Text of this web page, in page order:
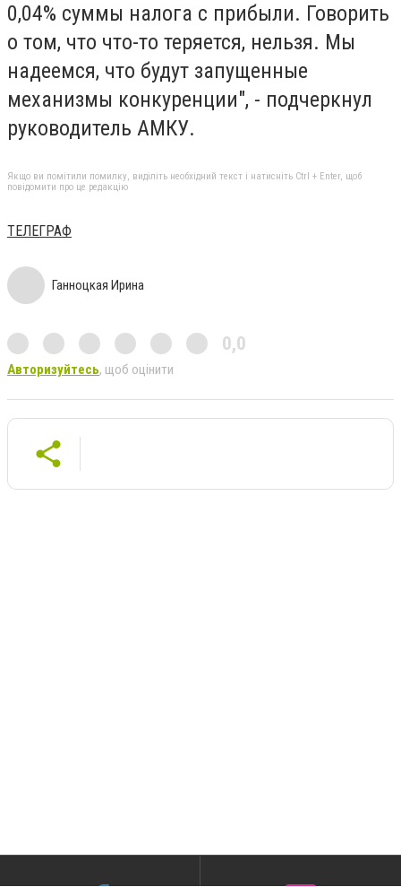
0,04% суммы налога с прибыли. Говорить
о том, что что-то теряется, нельзя. Мы
надеемся, что будут запущенные
механизмы конкуренции", - подчеркнул
руководитель АМКУ.
Якщо ви помітили помилку, виділіть необхідний текст і натисніть Ctrl + Enter, щоб
повідомити про це редакцію
ТЕЛЕГРАФ
Ганноцкая Ирина
0,0
Авторизуйтесь, щоб оцінити